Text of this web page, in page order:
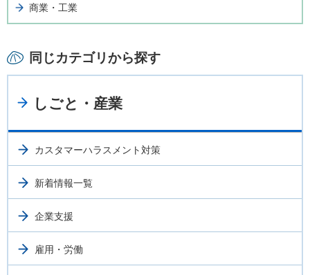
商業・工業
同じカテゴリから探す
しごと・産業
カスタマーハラスメント対策
新着情報一覧
企業支援
雇用・労働